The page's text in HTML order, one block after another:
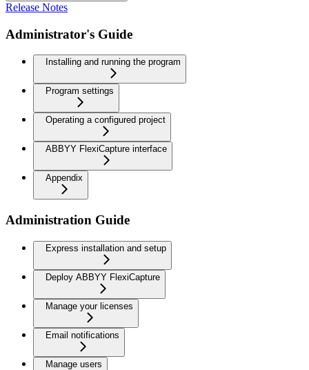
Release Notes
Administrator's Guide
Installing and running the program
Program settings
Operating a configured project
ABBYY FlexiCapture interface
Appendix
Administration Guide
Express installation and setup
Deploy ABBYY FlexiCapture
Manage your licenses
Email notifications
Manage users